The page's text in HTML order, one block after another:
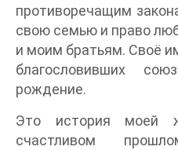
противоречащим
свою семью и право
и моим братьям. Своё
благословивших
рождение.
Это история моей
счастливом